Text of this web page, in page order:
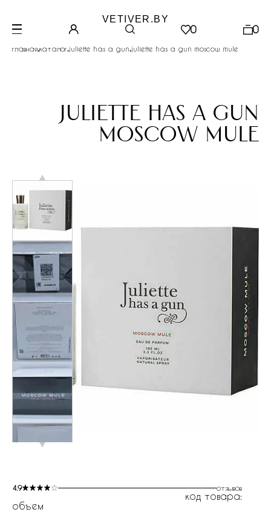
VETIVER.BY
0 0
главная.каталог.juliette has a gun.juliette has a gun moscow mule
juliette has a gun
moscow mule
4.9 отзывов
код товара:
объем